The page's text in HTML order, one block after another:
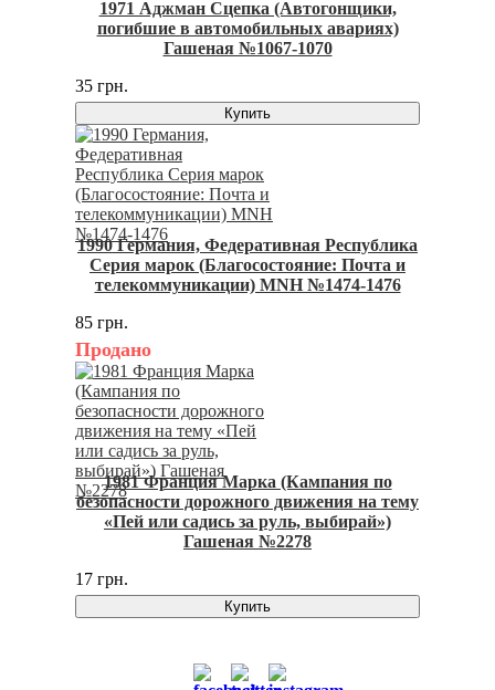
1971 Аджман Сцепка (Автогонщики,
погибшие в автомобильных авариях)
Гашеная №1067-1070
35 грн.
Купить
1990 Германия, Федеративная Республика
Серия марок (Благосостояние: Почта и
телекоммуникации) MNH №1474-1476
85 грн.
Продано
1981 Франция Марка (Кампания по
безопасности дорожного движения на тему
«Пей или садись за руль, выбирай»)
Гашеная №2278
17 грн.
Купить